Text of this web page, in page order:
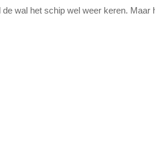
de wal het schip wel weer keren.